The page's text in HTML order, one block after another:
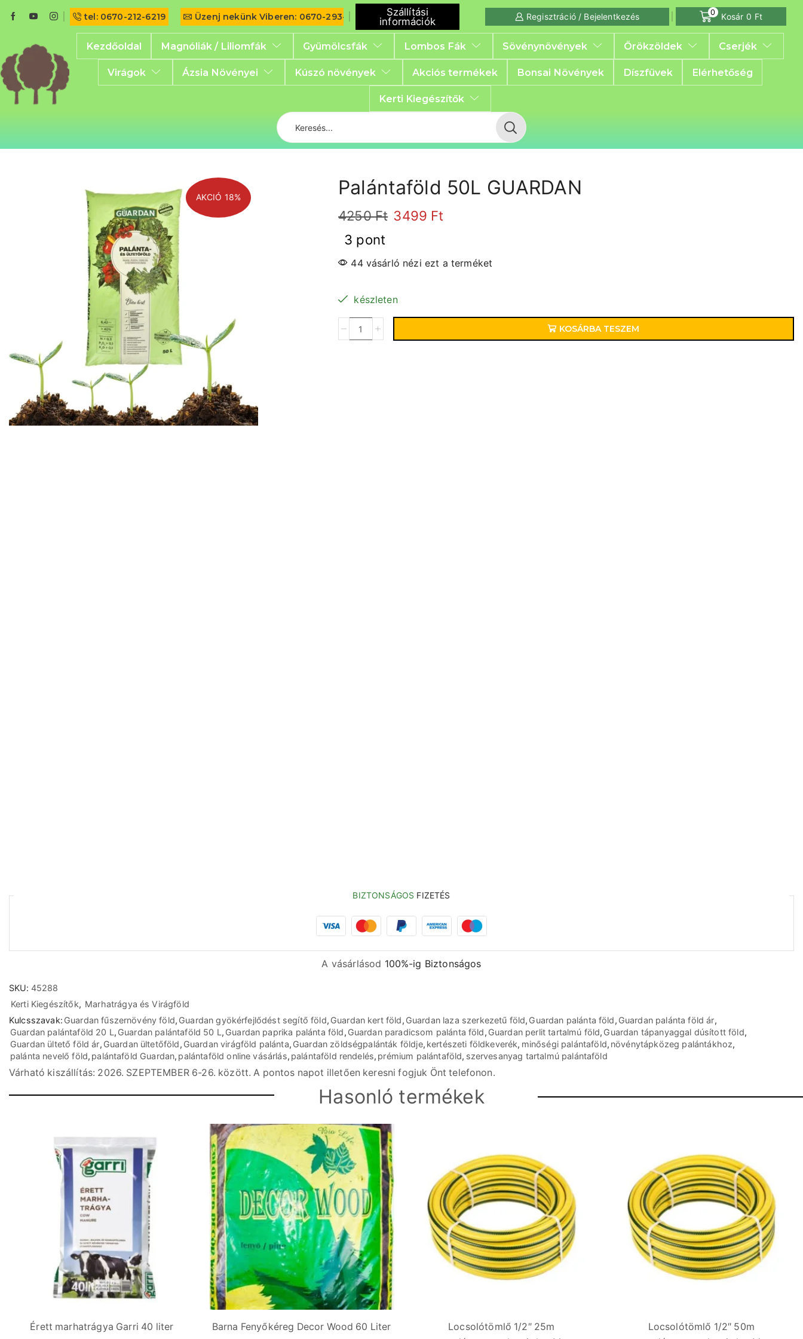
tel: 0670-212-6219 Üzenj nekünk Viberen: 0670-293-6792
Szállítási
információk
Regisztráció / Bejelentkezés 0 Kosár 0 Ft
Kezdőoldal Magnóliák / Liliomfák Gyümölcsfák Lombos Fák Sövénynövények Örökzöldek Cserjék
Virágok Ázsia Növényei Kúszó növények Akciós termékek Bonsai Növények Díszfüvek Elérhetőség
Kerti Kiegészítők
AKCIÓ 18% Palántaföld 50L GUARDAN
4250Ft 3499 Ft
3 pont
44 vásárló nézi ezt a terméket
készleten
KOSÁRBA TESZEM
BIZTONSÁGOS FIZETÉS
A vásárlásod 100%-ig Biztonságos
SKU: 45288
Kerti Kiegészítők, Marhatrágya és Virágföld
Kulcsszavak: Guardan fűszernövény föld, Guardan gyökérfejlődést segítő föld, Guardan kert föld, Guardan laza szerkezetű föld, Guardan palánta föld, Guardan palánta föld ár,
Guardan palántaföld 20 L , Guardan palántaföld 50 L , Guardan paprika palánta föld, Guardan paradicsom palánta föld, Guardan perlit tartalmú föld, Guardan tápanyaggal dúsított föld,
Guardan ültető föld ár, Guardan ültetőföld, Guardan virágföld palánta, Guardan zöldségpalánták földje, kertészeti földkeverék, minőségi palántaföld, növénytápközeg palántákhoz,
palánta nevelő föld, palántaföld Guardan, palántaföld online vásárlás, palántaföld rendelés, prémium palántaföld, szervesanyag tartalmú palántaföld
Várható kiszállítás: 2026. SZEPTEMBER 6-26. között. A pontos napot illetően keresni fogjuk Önt telefonon.
Hasonló termékek
Érett marhatrágya Garri 40 liter Barna Fenyőkéreg Decor Wood 60 Liter
Locsolótömlő 1/2″ 25m
Locsolótömlő 1/2″ 50m